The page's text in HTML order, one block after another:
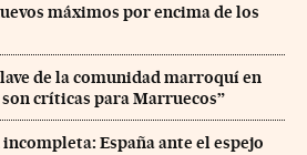
máximos por encima de los
de la comunidad marroquí en
son críticas para Marruecos”
España ante el espejo